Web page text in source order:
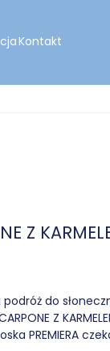
Kontakt
Z
do
Z
PREMIERA